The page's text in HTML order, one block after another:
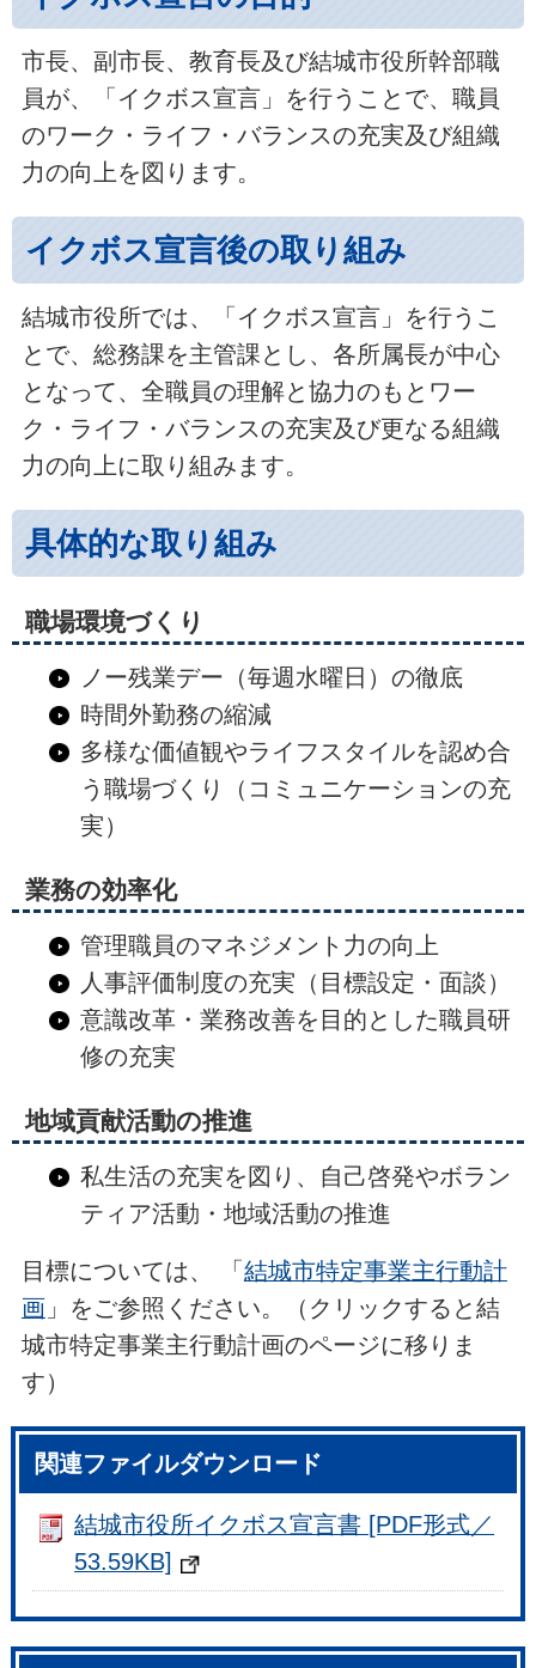
市長、副市長、教育長及び結城市役所幹部職
員が、「イクボス宣言」を行うことで、職員
のワーク・ライフ・バランスの充実及び組織
力の向上を図ります。
イクボス宣言後の取り組み
結城市役所では、「イクボス宣言」を行うこ
とで、総務課を主管課とし、各所属長が中心
となって、全職員の理解と協力のもとワー
ク・ライフ・バランスの充実及び更なる組織
力の向上に取り組みます。
具体的な取り組み
職場環境づくり
ノー残業デー（毎週水曜日）の徹底
時間外勤務の縮減
多様な価値観やライフスタイルを認め合
う職場づくり（コミュニケーションの充
実）
業務の効率化
管理職員のマネジメント力の向上
人事評価制度の充実（目標設定・面談）
意識改革・業務改善を目的とした職員研
修の充実
地域貢献活動の推進
私生活の充実を図り、自己啓発やボラン
ティア活動・地域活動の推進
目標については、 「 結城市特定事業主行動計
画」をご参照ください。（クリックすると結
城市特定事業主行動計画のページに移りま
す）
関連ファイルダウンロード
結城市役所イクボス宣言書 [PDF形式／
53.59KB]